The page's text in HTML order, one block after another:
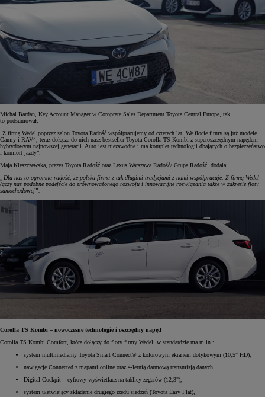
Michał Bardan, Key Account Manager w Coroprate Sales Department Toyota Central Europe, tak
to podsumował:
„Z firmą Wedel poprzez salon Toyota Radość współpracujemy od czterech lat. We flocie firmy są już modele
Camry i RAV4, teraz dołącza do nich nasz bestseller Toyota Corolla TS Kombi z superoszczędnym napędem
hybrydowym najnowszej generacji. Auto jest niezawodne i ma komplet technologii dbających o bezpieczeństwo
i komfort jazdy”.
Maja Kleszczewska, prezes Toyota Radość oraz Lexus Warszawa Radość/ Grupa Radość, dodała:
„Dla nas to ogromna radość, że polska firma z tak długimi tradycjami z nami współpracuje. Z firmą Wedel
łączy nas podobne podejście do zrównoważonego rozwoju i innowacyjne rozwiązania także w zakresie floty
samochodowej”.
Corolla TS Kombi – nowoczesne technologie i oszczędny napęd
Corolla TS Kombi Comfort, która dołączy do floty firmy Wedel, w standardzie ma m.in.:
system multimedialny Toyota Smart Connect® z kolorowym ekranem dotykowym (10,5" HD),
nawigację Connected z mapami online oraz 4-letnią darmową transmisją danych,
Digital Cockpit – cyfrowy wyświetlacz na tablicy zegarów (12,3"),
system ułatwiający składanie drugiego rzędu siedzeń (Toyota Easy Flat),